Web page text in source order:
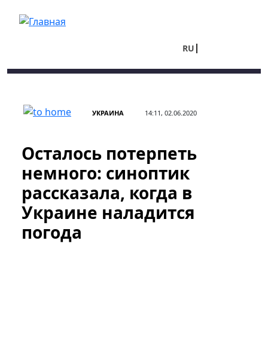
RU
УКРАИНА 14:11, 02.06.2020
Осталось потерпеть
немного: синоптик
рассказала, когда в
Украине наладится
погода